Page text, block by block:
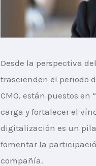
Desde la perspectiva
trascienden el periodo
CMO, están puestos
carga y fortalecer el
digitalización es un
fomentar la
compañía.